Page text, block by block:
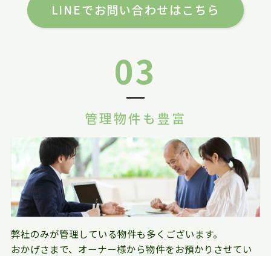
LINEでお問い合わせはこちら
03
管理物件も豊富
弊社のみが管理している物件も多くございます。
おかげさまで、オーナー様から物件をお預かりさせてい